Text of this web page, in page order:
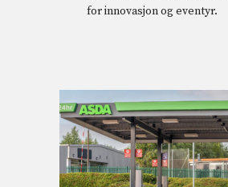
for innovasjon og eventyr.